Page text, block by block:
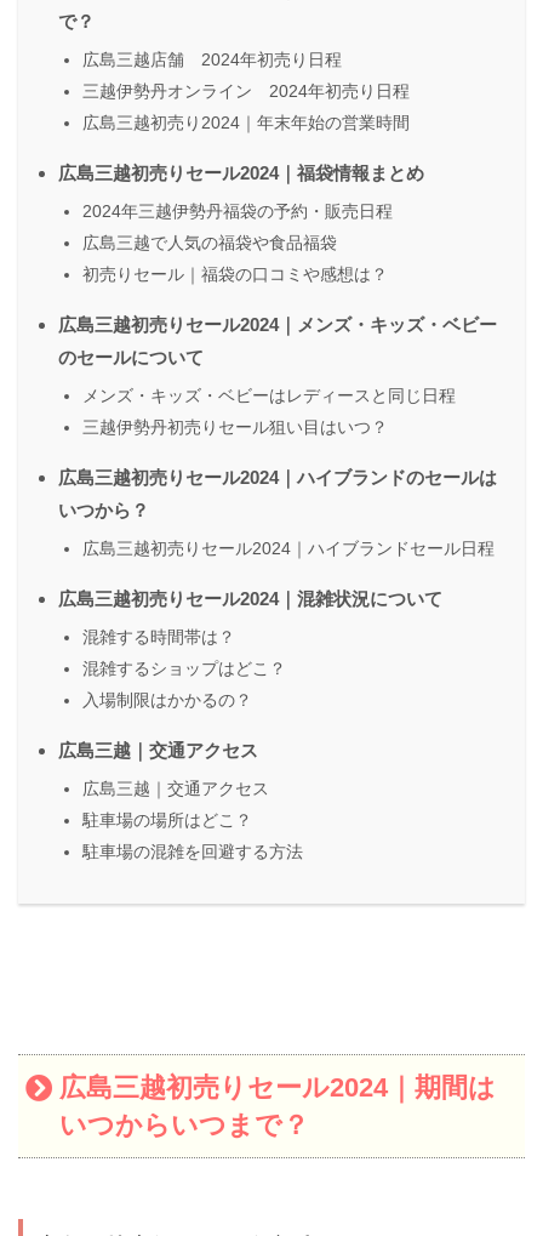
で？
広島三越店舗 2024年初売り日程
三越伊勢丹オンライン 2024年初売り日程
広島三越初売り2024｜年末年始の営業時間
広島三越初売りセール2024｜福袋情報まとめ
2024年三越伊勢丹福袋の予約・販売日程
広島三越で人気の福袋や食品福袋
初売りセール｜福袋の口コミや感想は？
広島三越初売りセール2024｜メンズ・キッズ・ベビー
のセールについて
メンズ・キッズ・ベビーはレディースと同じ日程
三越伊勢丹初売りセール狙い目はいつ？
広島三越初売りセール2024｜ハイブランドのセールは
いつから？
広島三越初売りセール2024｜ハイブランドセール日程
広島三越初売りセール2024｜混雑状況について
混雑する時間帯は？
混雑するショップはどこ？
入場制限はかかるの？
広島三越｜交通アクセス
広島三越｜交通アクセス
駐車場の場所はどこ？
駐車場の混雑を回避する方法
広島三越初売りセール2024｜期間は
いつからいつまで？